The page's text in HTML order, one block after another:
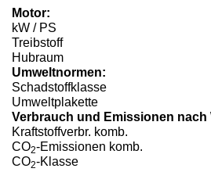
Motor:
kW / PS
Treibstoff
Hubraum
Umweltnormen:
Schadstoffklasse
Umweltplakette
Verbrauch und Emissionen nach
Kraftstoffverbr. komb.
CO2-Emissionen komb.
CO2-Klasse